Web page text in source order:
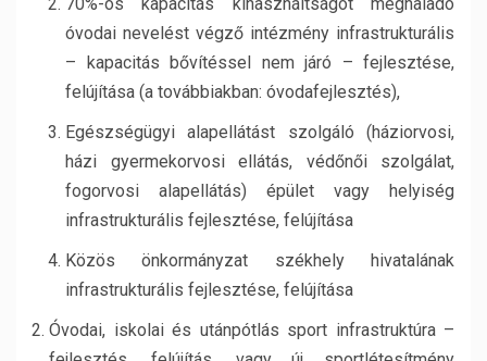
óvodai nevelést végző intézmény infrastrukturális
– kapacitás bővítéssel nem járó – fejlesztése,
felújítása (a továbbiakban: óvodafejlesztés),
Egészségügyi alapellátást szolgáló (háziorvosi,
házi gyermekorvosi ellátás, védőnői szolgálat,
fogorvosi alapellátás) épület vagy helyiség
infrastrukturális fejlesztése, felújítása
Közös önkormányzat székhely hivatalának
infrastrukturális fejlesztése, felújítása
Óvodai, iskolai és utánpótlás sport infrastruktúra –